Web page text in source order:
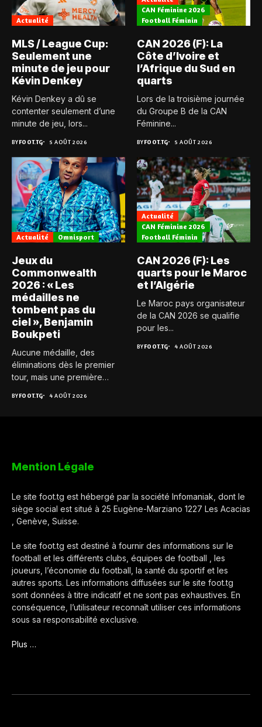
Actualité
MLS / League Cup:
Seulement une
minute de jeu pour
Kévin Denkey
Kévin Denkey a dû se
contenter seulement d’une
minute de jeu, lors...
BYFOOT.TG 5 AOÛT 2026
CAN Féminine 2026
Football Féminin
CAN 2026 (F): La
Côte d’Ivoire et
l’Afrique du Sud en
quarts
Lors de la troisième journée
du Groupe B de la CAN
Féminine...
BYFOOT.TG 5 AOÛT 2026
Actualité Omnisport
Jeux du
Commonwealth
2026 : « Les
médailles ne
tombent pas du
ciel », Benjamin
Boukpeti
Aucune médaille, des
éliminations dès le premier
tour, mais une première
BYFOOT.TG 4 AOÛT 2026
Actualité
CAN Féminine 2026
Football Féminin
CAN 2026 (F): Les
quarts pour le Maroc
et l’Algérie
Le Maroc pays organisateur
de la CAN 2026 se qualifie
pour les...
BYFOOT.TG 4 AOÛT 2026
Mention Légale
Le site foot.tg est hébergé par la société Infomaniak, dont le
siège social est situé à 25 Eugène-Marziano 1227 Les Acacias
, Genève, Suisse.
Le site foot.tg est destiné à fournir des informations sur le
football et les différents clubs, équipes de football , les
joueurs, l’économie du football, la santé du sportif et les
autres sports. Les informations diffusées sur le site foot.tg
sont données à titre indicatif et ne sont pas exhaustives. En
conséquence, l’utilisateur reconnaît utiliser ces informations
sous sa responsabilité exclusive.
Plus …